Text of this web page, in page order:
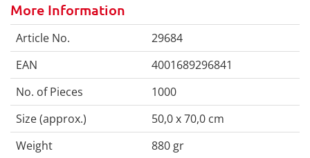
More Information
Article No.
29684
EAN
4001689296841
No. of Pieces
1000
Size (approx.)
50,0 x 70,0 cm
Weight
880 gr